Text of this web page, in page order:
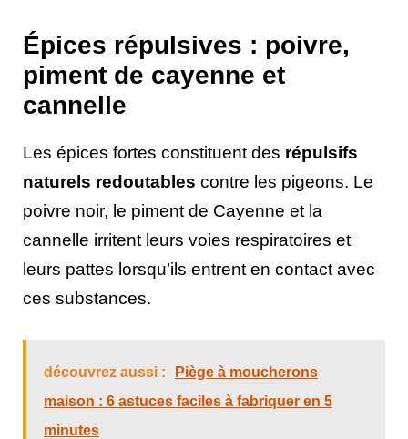
Épices répulsives : poivre,
piment de cayenne et
cannelle
Les épices fortes constituent des répulsifs
naturels redoutables contre les pigeons. Le
poivre noir, le piment de Cayenne et la
cannelle irritent leurs voies respiratoires et
leurs pattes lorsqu’ils entrent en contact avec
ces substances.
découvrez aussi :
Piège à moucherons
maison : 6 astuces faciles à fabriquer en 5
minutes